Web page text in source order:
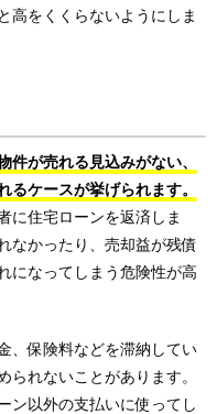
高をくくらないようにしま
件が売れる見込みがない、
るケースが挙げられます。
に住宅ローンを返済しま
なかったり、売却益が残債
になってしまう危険性が高
、保険料などを滞納してい
られないことがあります。
ン以外の支払いに使ってし